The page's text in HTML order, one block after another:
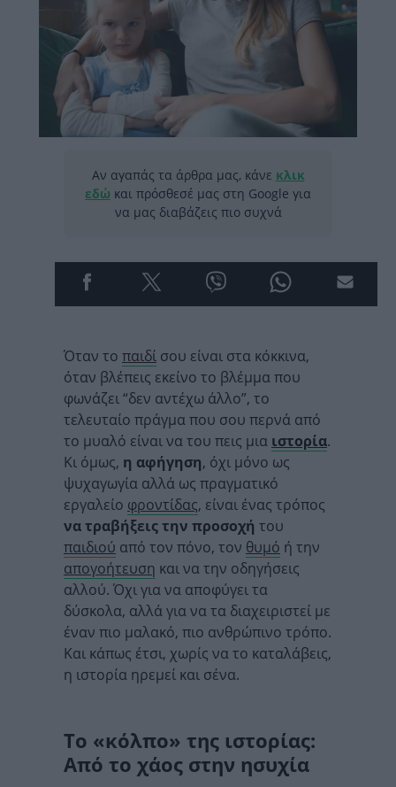
Αν αγαπάς τα άρθρα μας, κάνε κλικ
εδώ και πρόσθεσέ μας στη Google για
να μας διαβάζεις πιο συχνά
Όταν το παιδί σου είναι στα κόκκινα,
όταν βλέπεις εκείνο το βλέμμα που
φωνάζει “δεν αντέχω άλλο”, το
τελευταίο πράγμα που σου περνά από
το μυαλό είναι να του πεις μια ιστορία.
Κι όμως, η αφήγηση, όχι μόνο ως
ψυχαγωγία αλλά ως πραγματικό
εργαλείο φροντίδας, είναι ένας τρόπος
να τραβήξεις την προσοχή του
παιδιού από τον πόνο, τον θυμό ή την
απογοήτευση και να την οδηγήσεις
αλλού. Όχι για να αποφύγει τα
δύσκολα, αλλά για να τα διαχειριστεί με
έναν πιο μαλακό, πιο ανθρώπινο τρόπο.
Και κάπως έτσι, χωρίς να το καταλάβεις,
η ιστορία ηρεμεί και σένα.
Το «κόλπο» της ιστορίας:
Από το χάος στην ησυχία